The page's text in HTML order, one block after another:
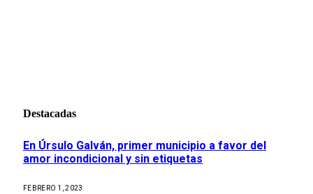
Destacadas
En Úrsulo Galván, primer municipio a favor del
amor incondicional y sin etiquetas
FEBRERO 1, 2023